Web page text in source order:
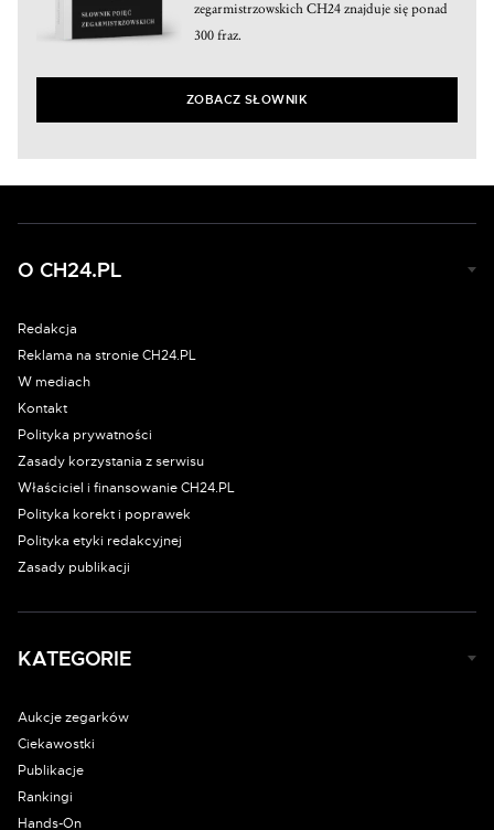
zegarmistrzowskich CH24 znajduje się ponad
300 fraz.
ZOBACZ SŁOWNIK
O CH24.PL
Redakcja
Reklama na stronie CH24.PL
W mediach
Kontakt
Polityka prywatności
Zasady korzystania z serwisu
Właściciel i finansowanie CH24.PL
Polityka korekt i poprawek
Polityka etyki redakcyjnej
Zasady publikacji
KATEGORIE
Aukcje zegarków
Ciekawostki
Publikacje
Rankingi
Hands-On